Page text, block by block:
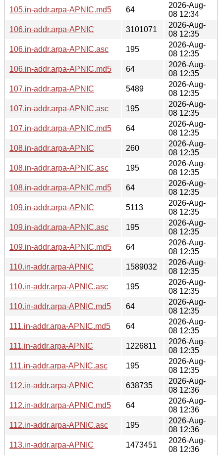
105.in-addr.arpa-APNIC.md5
64
2026-Aug-
08 12:34
106.in-addr.arpa-APNIC
3101071
2026-Aug-
08 12:35
106.in-addr.arpa-APNIC.asc
195
2026-Aug-
08 12:35
106.in-addr.arpa-APNIC.md5
64
2026-Aug-
08 12:35
107.in-addr.arpa-APNIC
5489
2026-Aug-
08 12:35
107.in-addr.arpa-APNIC.asc
195
2026-Aug-
08 12:35
107.in-addr.arpa-APNIC.md5
64
2026-Aug-
08 12:35
108.in-addr.arpa-APNIC
260
2026-Aug-
08 12:35
108.in-addr.arpa-APNIC.asc
195
2026-Aug-
08 12:35
108.in-addr.arpa-APNIC.md5
64
2026-Aug-
08 12:35
109.in-addr.arpa-APNIC
5113
2026-Aug-
08 12:35
109.in-addr.arpa-APNIC.asc
195
2026-Aug-
08 12:35
109.in-addr.arpa-APNIC.md5
64
2026-Aug-
08 12:35
110.in-addr.arpa-APNIC
1589032
2026-Aug-
08 12:35
110.in-addr.arpa-APNIC.asc
195
2026-Aug-
08 12:35
110.in-addr.arpa-APNIC.md5
64
2026-Aug-
08 12:35
111.in-addr.arpa-APNIC.md5
64
2026-Aug-
08 12:35
111.in-addr.arpa-APNIC
1226811
2026-Aug-
08 12:35
111.in-addr.arpa-APNIC.asc
195
2026-Aug-
08 12:35
112.in-addr.arpa-APNIC
638735
2026-Aug-
08 12:36
112.in-addr.arpa-APNIC.md5
64
2026-Aug-
08 12:36
112.in-addr.arpa-APNIC.asc
195
2026-Aug-
08 12:36
113.in-addr.arpa-APNIC
1473451
2026-Aug-
08 12:36